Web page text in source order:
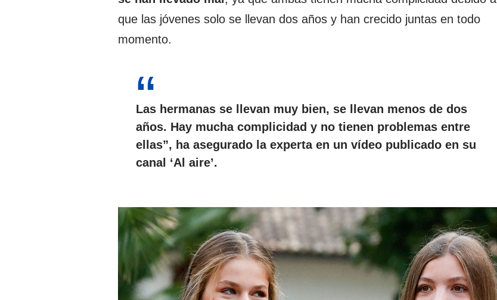
que las jóvenes solo se llevan dos años y han crecido juntas en todo
momento.
Las hermanas se llevan muy bien, se llevan menos de dos
años. Hay mucha complicidad y no tienen problemas entre
ellas”, ha asegurado la experta en un vídeo publicado en su
canal ‘Al aire’.